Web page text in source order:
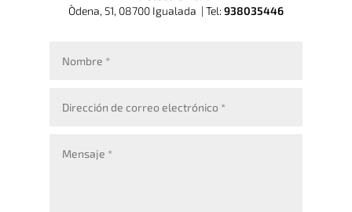
Òdena, 51, 08700 Igualada | Tel: 938035446